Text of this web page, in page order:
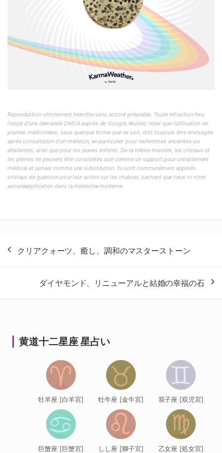
Reproduction strictement interdite sans accord préalable. Toute infraction fera
l'objet d'une demande DMCA auprès de Google.Veuillez noter que l'utilisation de
plantes médicinales, sous quelque forme que ce soit, doit toujours être envisagée
après consultation d'un médecin, en particulier pour lesfemmes enceintes ou
allaitantes, ainsi que pour les jeunes enfants. De la même manière, les cristaux et
les pierres ne peuvent être considérés que comme un support pour untraitement
médical et jamais comme une substitution. Ils sont communément appelés
cristaux de guérison pour leur action sur les chakras, sachant que ceux-ci n'ont
aucuneapplication dans la médecine moderne.
稿
ナ
ゲ
クリアクォーツ、癒し、調和のマスターストーン
ダイヤモンド、リニューアルと結婚の幸福の石
黄道十二星座 星占い
牡羊座 [白羊宮] 牡牛座 [金牛宮] 双子座 [双児宮]
巨蟹座 [巨蟹宮] しし座 [獅子宮] 乙女座 [処女宮]